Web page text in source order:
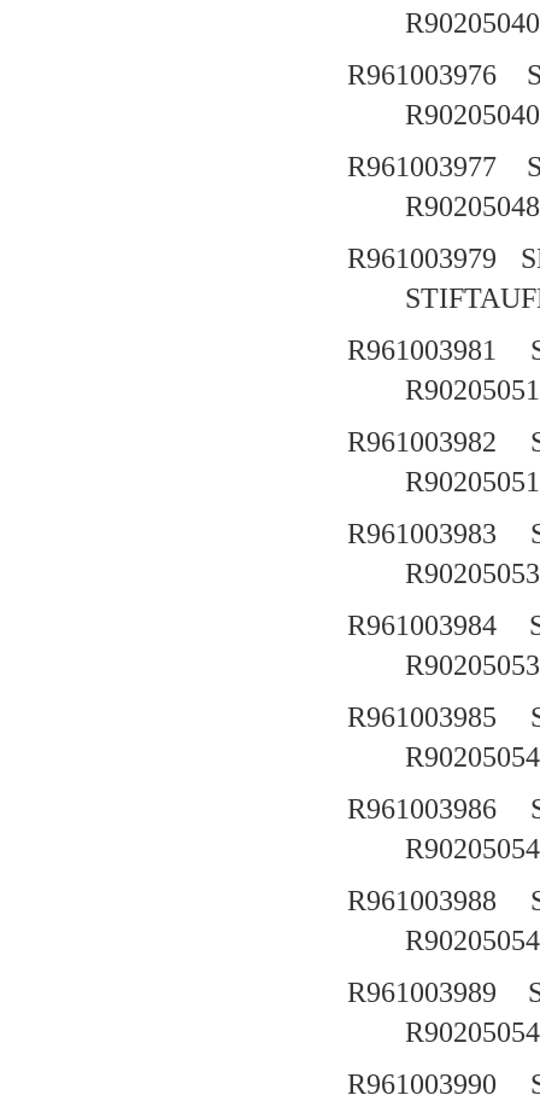
R961003976
R961003977
R961003979
R961003981
R961003982
R961003983
R961003984
R961003985
R961003986
R961003988
R961003989
R961003990